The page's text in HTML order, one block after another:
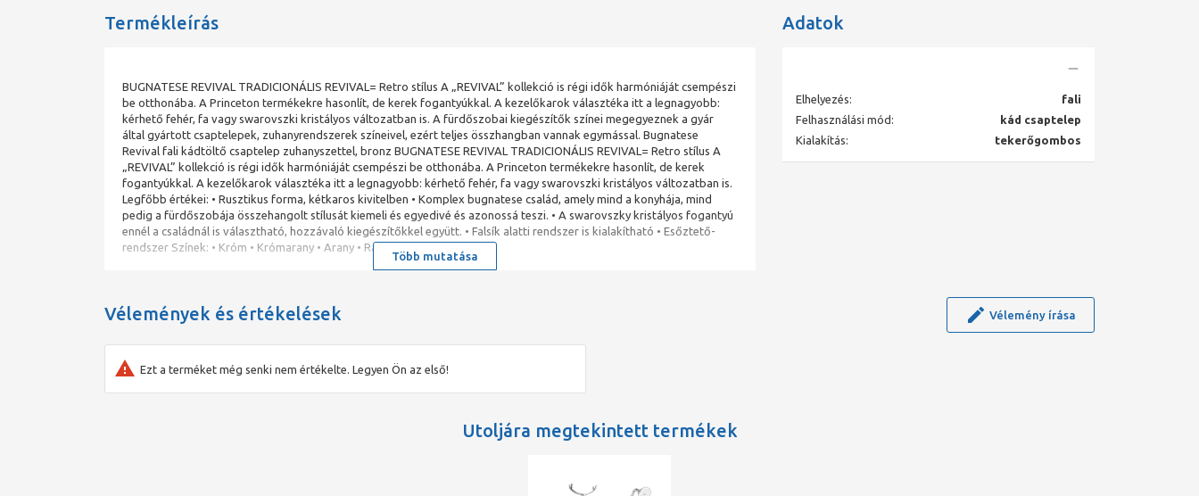
Termékleírás
BUGNATESE REVIVAL TRADICIONÁLIS REVIVAL= Retro stílus A „REVIVAL” kollekció is régi idők harmóniáját csempészi
be otthonába. A Princeton termékekre hasonlít, de kerek fogantyúkkal. A kezelőkarok választéka itt a legnagyobb:
kérhető fehér, fa vagy swarovszki kristályos változatban is. A fürdőszobai kiegészítők színei megegyeznek a gyár
által gyártott csaptelepek, zuhanyrendszerek színeivel, ezért teljes összhangban vannak egymással. Bugnatese
Revival fali kádtöltő csaptelep zuhanyszettel, bronz BUGNATESE REVIVAL TRADICIONÁLIS REVIVAL= Retro stílus A
„REVIVAL” kollekció is régi idők harmóniáját csempészi be otthonába. A Princeton termékekre hasonlít, de kerek
fogantyúkkal. A kezelőkarok választéka itt a legnagyobb: kérhető fehér, fa vagy swarovszki kristályos változatban is.
Legfőbb értékei: • Rusztikus forma, kétkaros kivitelben • Komplex bugnatese család, amely mind a konyhája, mind
pedig a fürdőszobája összehangolt stílusát kiemeli és egyedivé és azonossá teszi. • A swarovszky kristályos fogantyú
ennél a családnál is választható, hozzávaló kiegészítőkkel együtt. • Falsík alatti rendszer is kialakítható • Esőztető-
rendszer Színek: • Króm • Krómarany • Arany • Rame/ réz • Bronz
Több mutatása
Adatok
Elhelyezés:
fali
Felhasználási mód:
kád csaptelep
Kialakítás:
tekerőgombos
Vélemények és értékelések Vélemény írása
Ezt a terméket még senki nem értékelte. Legyen Ön az első!
Utoljára megtekintett termékek